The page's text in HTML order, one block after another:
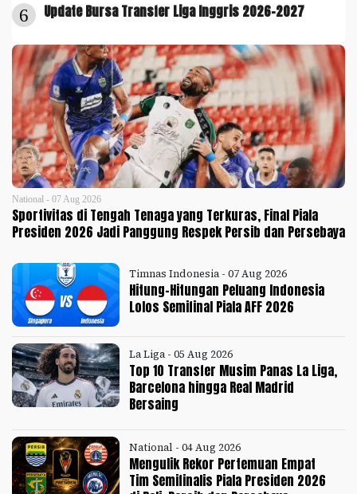
6 Update Bursa Transfer Liga Inggris 2026-2027
National - 07 Aug 2026
Sportivitas di Tengah Tenaga yang Terkuras, Final Piala
Presiden 2026 Jadi Panggung Respek Persib dan Persebaya
Timnas Indonesia - 07 Aug 2026
Hitung-Hitungan Peluang Indonesia
Lolos Semifinal Piala AFF 2026
La Liga - 05 Aug 2026
Top 10 Transfer Musim Panas La Liga,
Barcelona hingga Real Madrid
Bersaing
National - 04 Aug 2026
Mengulik Rekor Pertemuan Empat
Tim Semifinalis Piala Presiden 2026